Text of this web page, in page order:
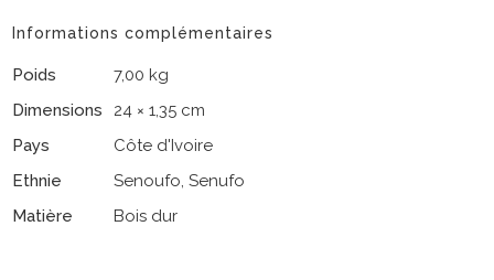
Informations complémentaires
Poids
7,00 kg
Dimensions
24 × 1,35 cm
Pays
Côte d'Ivoire
Ethnie
Senoufo, Senufo
Matière
Bois dur